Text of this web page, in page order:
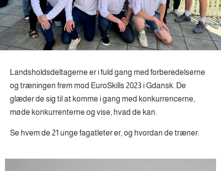
Landsholdsdeltagerne er i fuld gang med forberedelserne
og træningen frem mod EuroSkills 2023 i Gdansk. De
glæder de sig til at komme i gang med konkurrencerne,
møde konkurrenterne og vise, hvad de kan.
Se hvem de 21 unge fagatleter er, og hvordan de træner: